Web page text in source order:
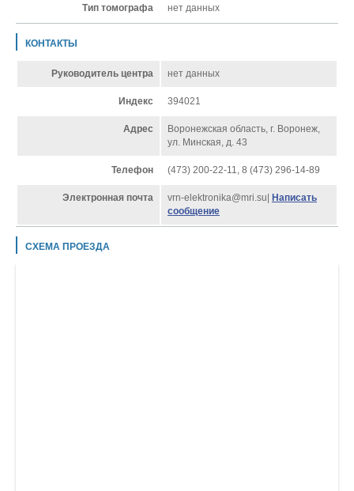
Тип томографа нет данных
КОНТАКТЫ
Руководитель центра нет данных
Индекс 394021
Адрес
Воронежская область, г. Воронеж,
ул. Минская, д. 43
Телефон (473) 200-22-11, 8 (473) 296-14-89
Электронная почта vrn-elektronika@mri.su|
Написать
сообщение
СХЕМА ПРОЕЗДА